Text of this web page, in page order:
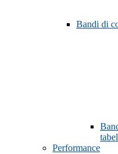
Bandi di
Performance